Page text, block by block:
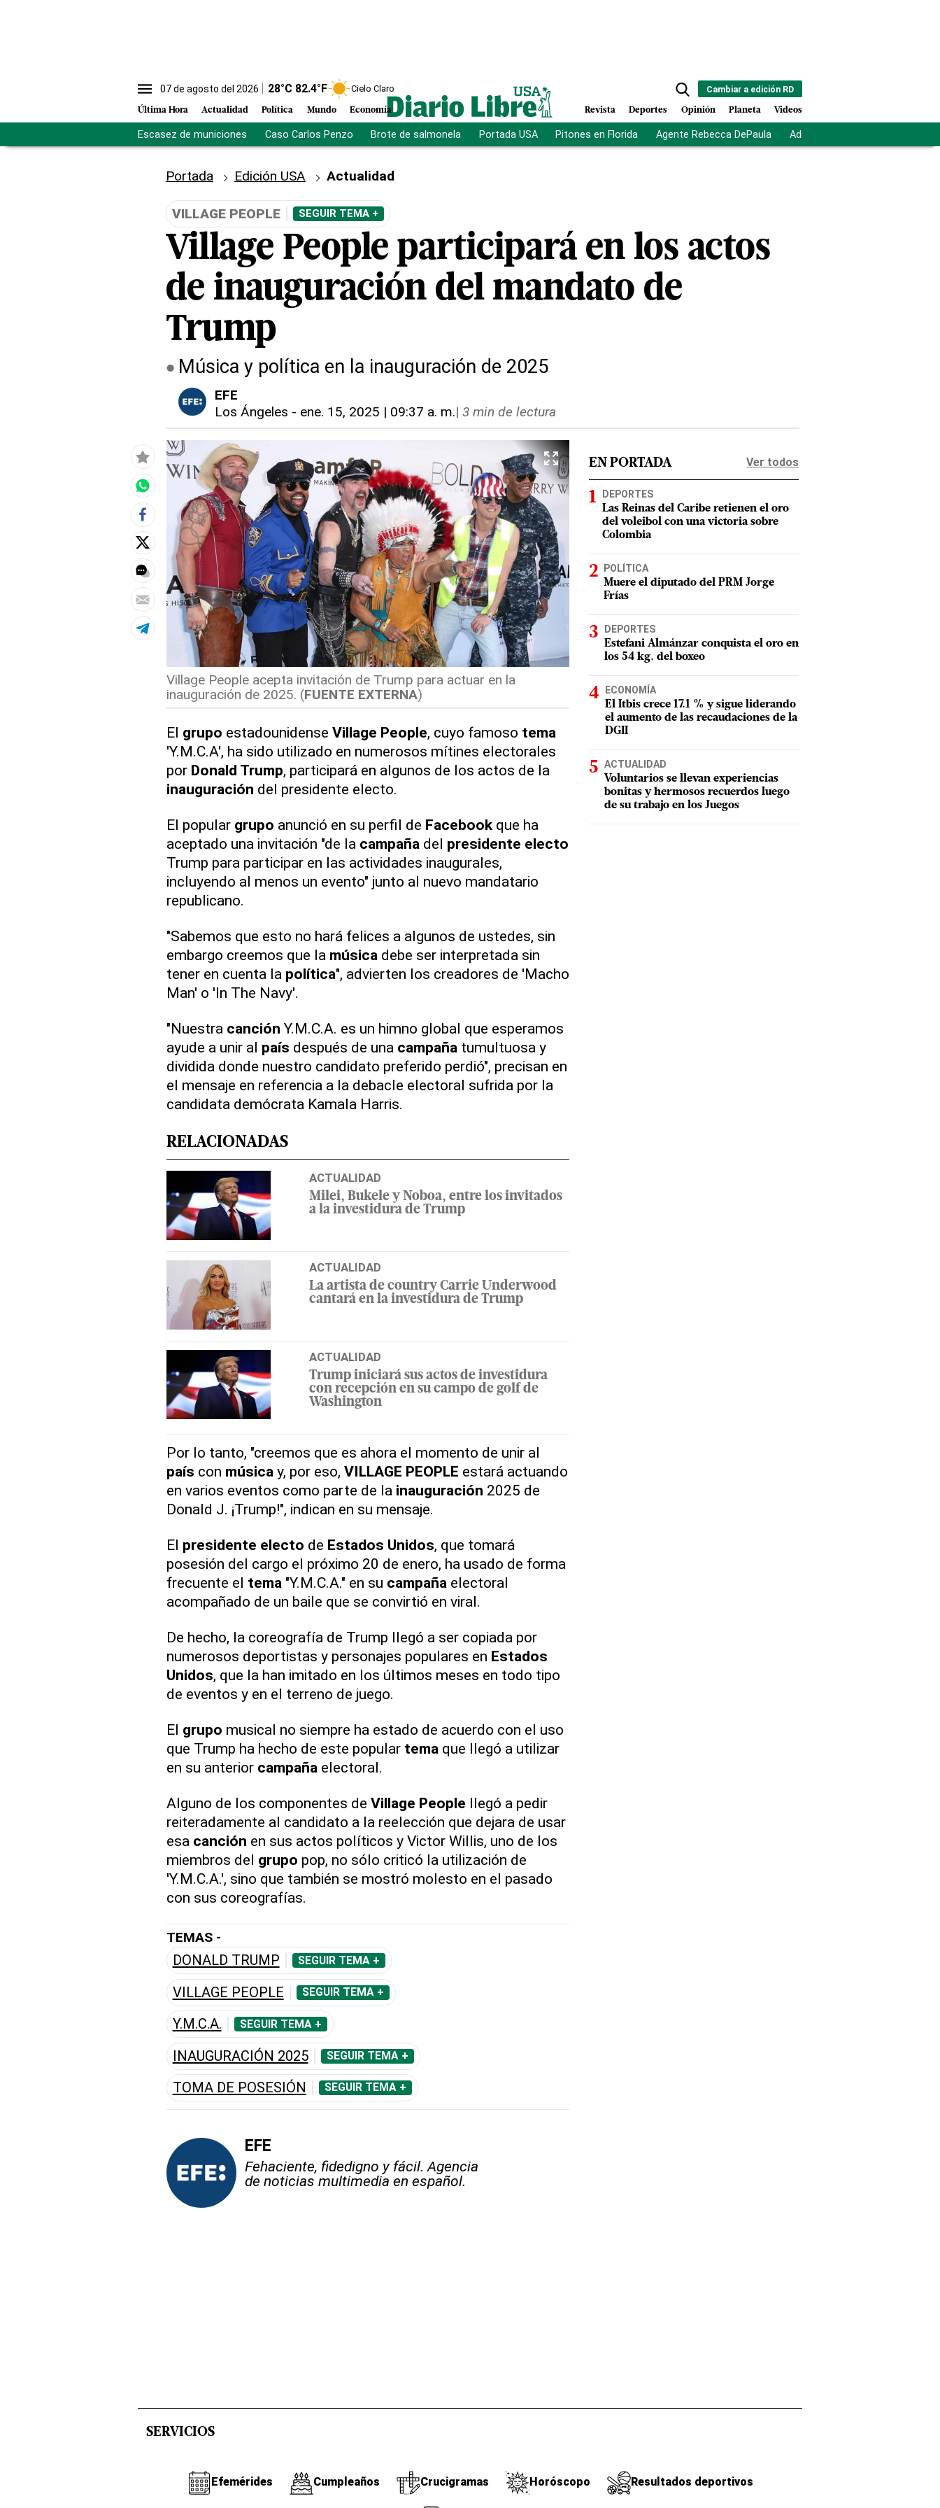
07 de agosto del 2026 28°C 82.4°F Cielo Claro
Última Hora Actualidad Política Mundo Economía
Cambiar a edición RD
Revista Deportes Opinión Planeta Videos
Escasez de municiones Caso Carlos Penzo Brote de salmonela Portada USA Pitones en Florida Agente Rebecca DePaula Adriano Espaillat
Portada Edición USA Actualidad
VILLAGE PEOPLE SEGUIR TEMA +
Village People participará en los actos
de inauguración del mandato de
Trump
Música y política en la inauguración de 2025
EFE
Los Ángeles - ene. 15, 2025 | 09:37 a. m.| 3 min de lectura
Village People acepta invitación de Trump para actuar en la
inauguración de 2025. (FUENTE EXTERNA)
El grupo estadounidense Village People, cuyo famoso tema
'Y.M.C.A', ha sido utilizado en numerosos mítines electorales
por Donald Trump, participará en algunos de los actos de la
inauguración del presidente electo.
El popular grupo anunció en su perfil de Facebookque ha
aceptado una invitación "de la campañadel presidente electo
Trump para participar en las actividades inaugurales,
incluyendo al menos un evento" junto al nuevo mandatario
republicano.
"Sabemos que esto no hará felices a algunos de ustedes, sin
embargo creemos que la músicadebe ser interpretada sin
tener en cuenta la política", advierten los creadores de 'Macho
Man' o 'In The Navy'.
"Nuestra canción Y.M.C.A. es un himno global que esperamos
ayude a unir al país después de una campañatumultuosa y
dividida donde nuestro candidato preferido perdió", precisan en
el mensaje en referencia a la debacle electoral sufrida por la
candidata demócrata Kamala Harris.
RELACIONADAS
ACTUALIDAD
Milei, Bukele y Noboa, entre los invitados
a la investidura de Trump
ACTUALIDAD
La artista de country Carrie Underwood
cantará en la investidura de Trump
ACTUALIDAD
Trump iniciará sus actos de investidura
con recepción en su campo de golf de
Washington
Por lo tanto, "creemos que es ahora el momento de unir al
país con músicay, por eso, VILLAGE PEOPLE estará actuando
en varios eventos como parte de la inauguración 2025 de
Donald J. ¡Trump!", indican en su mensaje.
El presidente electo de Estados Unidos, que tomará
posesión del cargo el próximo 20 de enero, ha usado de forma
frecuente el tema"Y.M.C.A." en su campañaelectoral
acompañado de un baile que se convirtió en viral.
De hecho, la coreografía de Trump llegó a ser copiada por
numerosos deportistas y personajes populares en Estados
Unidos, que la han imitado en los últimos meses en todo tipo
de eventos y en el terreno de juego.
El grupo musical no siempre ha estado de acuerdo con el uso
que Trump ha hecho de este popular temaque llegó a utilizar
en su anterior campañaelectoral.
Alguno de los componentes de Village People llegó a pedir
reiteradamente al candidato a la reelección que dejara de usar
esa canción en sus actos políticos y Victor Willis, uno de los
miembros del grupo pop, no sólo criticó la utilización de
'Y.M.C.A.', sino que también se mostró molesto en el pasado
con sus coreografías.
TEMAS -
DONALD TRUMP SEGUIR TEMA +
VILLAGE PEOPLE SEGUIR TEMA +
Y.M.C.A. SEGUIR TEMA +
INAUGURACIÓN 2025 SEGUIR TEMA +
TOMA DE POSESIÓN SEGUIR TEMA +
EFE
Fehaciente, fidedigno y fácil. Agencia
de noticias multimedia en español.
EN PORTADA Ver todos
DEPORTES
Las Reinas del Caribe retienen el oro
del voleibol con una victoria sobre
Colombia
POLÍTICA
Muere el diputado del PRM Jorge
Frías
DEPORTES
Estefani Almánzar conquista el oro en
los 54 kg. del boxeo
ECONOMÍA
El Itbis crece 17.1 % y sigue liderando
el aumento de las recaudaciones de la
DGII
ACTUALIDAD
Voluntarios se llevan experiencias
bonitas y hermosos recuerdos luego
de su trabajo en los Juegos
SERVICIOS
Efemérides Cumpleaños Crucigramas Horóscopo Resultados deportivos